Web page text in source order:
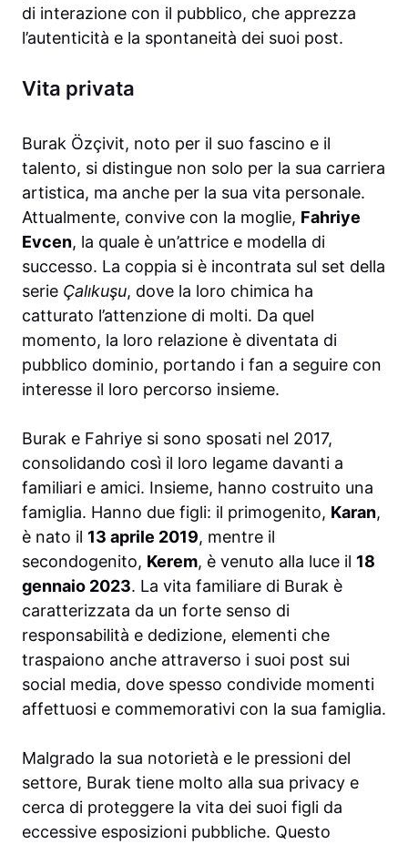
di interazione con il pubblico, che apprezza
l’autenticità e la spontaneità dei suoi post.
Vita privata
Burak Özçivit, noto per il suo fascino e il
talento, si distingue non solo per la sua carriera
artistica, ma anche per la sua vita personale.
Attualmente, convive con la moglie, Fahriye
Evcen, la quale è un’attrice e modella di
successo. La coppia si è incontrata sul set della
serie Çalıkuşu, dove la loro chimica ha
catturato l’attenzione di molti. Da quel
momento, la loro relazione è diventata di
pubblico dominio, portando i fan a seguire con
interesse il loro percorso insieme.
Burak e Fahriye si sono sposati nel 2017,
consolidando così il loro legame davanti a
familiari e amici. Insieme, hanno costruito una
famiglia. Hanno due figli: il primogenito, Karan,
è nato il 13 aprile 2019, mentre il
secondogenito, Kerem, è venuto alla luce il 18
gennaio 2023. La vita familiare di Burak è
caratterizzata da un forte senso di
responsabilità e dedizione, elementi che
traspaiono anche attraverso i suoi post sui
social media, dove spesso condivide momenti
affettuosi e commemorativi con la sua famiglia.
Malgrado la sua notorietà e le pressioni del
settore, Burak tiene molto alla sua privacy e
cerca di proteggere la vita dei suoi figli da
eccessive esposizioni pubbliche. Questo